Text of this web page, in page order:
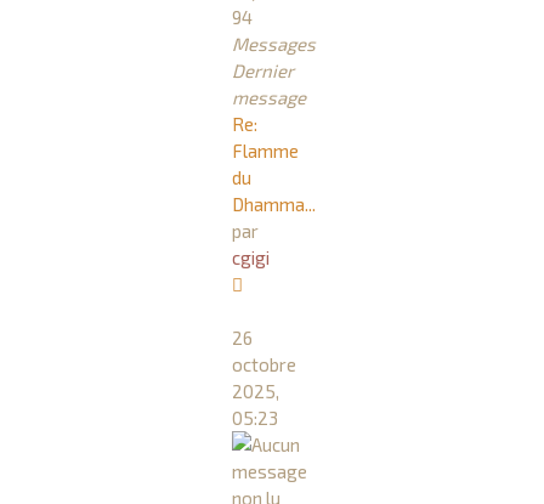
94
Messages
Dernier
message
Re:
Flamme
du
Dhamma...
par
cgigi
le
dernier
message
26
octobre
2025,
05:23